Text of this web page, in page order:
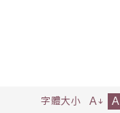
字體大小 A A